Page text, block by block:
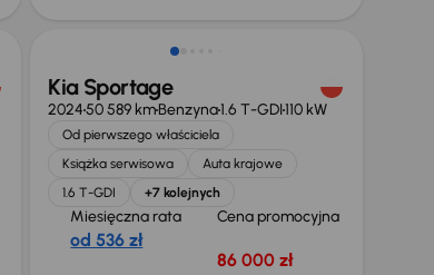
Kia Sportage
202450 589 kmBenzyna1.6 T-GDI110 kW
Od pierwszego właściciela
Książka serwisowa
Auta krajowe
1.6 T-GDI
+7 kolejnych
Miesięczna rata
od 536 zł
Cena promocyjna
86 000 zł